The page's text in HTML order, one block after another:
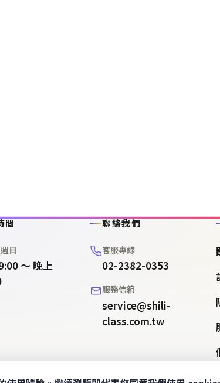
間
日
～ 晚上
聯絡我們
客服專線
02-2382-0353
服務信箱
service@shili-
class.com.tw